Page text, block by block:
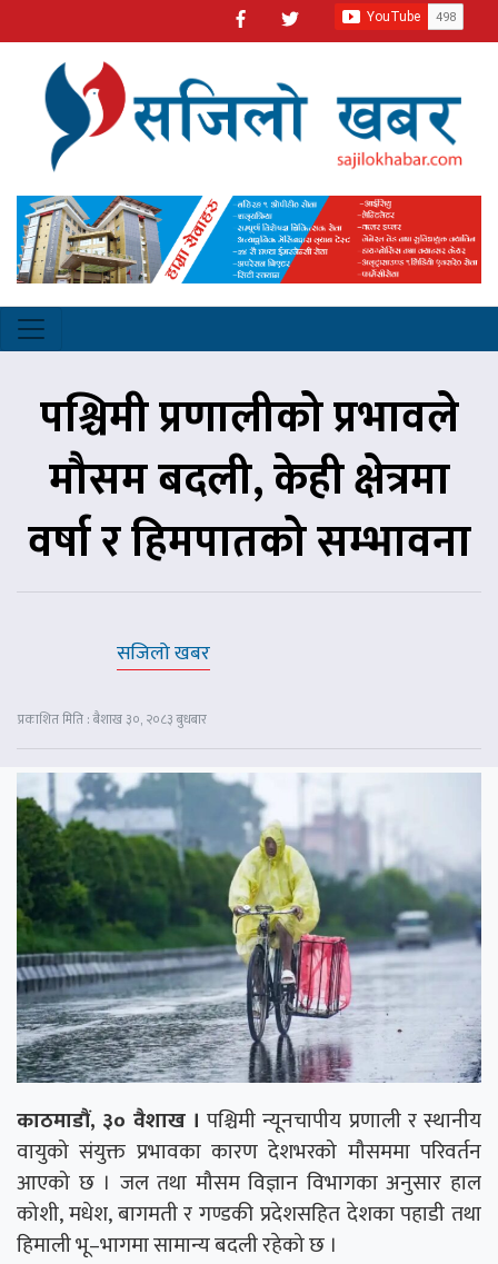
पश्चिमी प्रणालीको प्रभावले
मौसम बदली, केही क्षेत्रमा
वर्षा र हिमपातको सम्भावना
सजिलो खबर
प्रकाशित मिति : बैशाख ३०, २०८३ बुधबार
काठमाडौं, ३० वैशाख । पश्चिमी न्यूनचापीय प्रणाली र स्थानीय
वायुको संयुक्त प्रभावका कारण देशभरको मौसममा परिवर्तन
आएको छ । जल तथा मौसम विज्ञान विभागका अनुसार हाल
कोशी, मधेश, बागमती र गण्डकी प्रदेशसहित देशका पहाडी तथा
हिमाली भू–भागमा सामान्य बदली रहेको छ ।